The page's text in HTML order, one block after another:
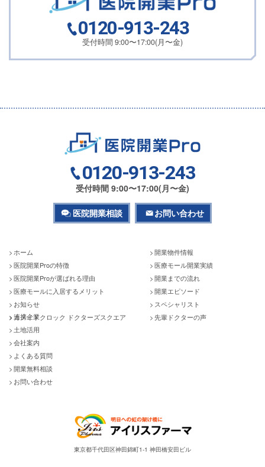
0120-913-243
受付時間 9:00〜17:00(月〜金)
0120-913-243
受付時間 9:00〜17:00(月〜金)
医院開業相談 お問い合わせ
ホーム
医院開業Proの特徴
医院開業Proが選ばれる理由
医療モールに入居するメリット
お知らせ
カメイドクロック ドクターズスクエア
開業物件情報
医療モール開業実績
開業までの流れ
開業エピソード
スペシャリスト
先輩ドクターの声
連携企業
土地活用
会社案内
よくある質問
開業無料相談
お問い合わせ
東京都千代田区神田錦町1-1 神田橋安田ビル